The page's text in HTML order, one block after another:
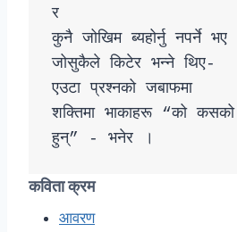
र
कुनै जोखिम ब्यहोर्नु नपर्ने भए
जोसुकैले किटेर भन्ने थिए-
एउटा प्रश्नको जबाफमा
शक्तिमा भाकाहरू “को
कविता क्रम
आवरण